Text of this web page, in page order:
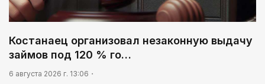
Костанаец организовал незаконную выдачу
займов под 120 % го…
6 августа 2026 г. 13:06